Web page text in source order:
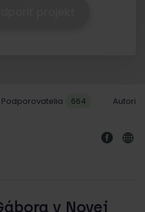
Podporovatelia 664 Autori
v Novej